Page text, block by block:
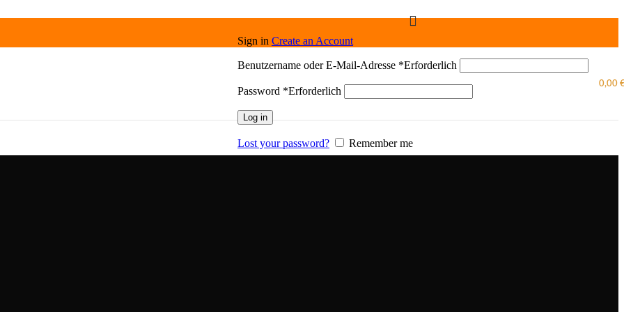
Sign in Create an Account
Benutzername oder E-Mail-Adresse *Erforderlich
Password *Erforderlich
Log in
Lost your password? Remember me
0,00